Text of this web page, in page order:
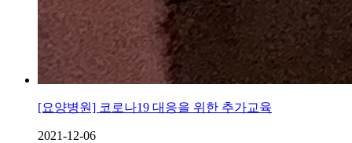
[요양병원] 코로나19 대응을 위한 추가교육
2021-12-06